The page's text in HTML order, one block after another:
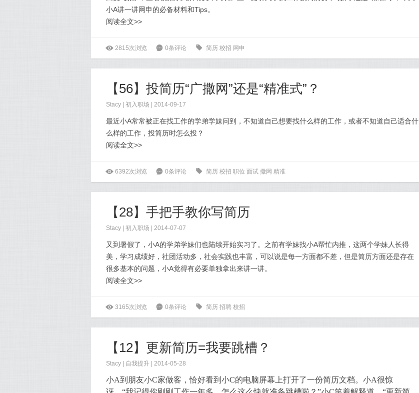
小A讲一讲网申的必备材料和Tips。
阅读全文>>
ė 2815次浏览 6 0条评论 0 简历 校招 网申
【56】投简历“广撒网”还是“精准式”？
Stacy 初入职场 | 2014-09-17
最近小A常常被正在找工作的学弟学妹问到，不知道自己想要找什么样的工作，或者不知道自己适合什
么样的工作，投简历时怎么投？
阅读全文>>
ė 6392次浏览 6 0条评论 0 简历 校招 职位 面试 撒网 精准
【28】手把手教你写简历
Stacy 初入职场 | 2014-07-07
又到暑假了，小A的学弟学妹们也陆续开始实习了。之前有学妹找小A帮忙内推，这两个学妹人长得
美，学习成绩好，社团活动多，社会实践也丰富，可以说是每一方面都不差，但是简历方面还是存在
很多基本的问题，小A觉得有必要单独拿出来讲一讲。
阅读全文>>
ė 3165次浏览 6 0条评论 0 简历 招聘 校招
【12】更新简历=我要跳槽？
Stacy 自我提升 | 2014-05-28
小A到朋友小C家做客，恰好看到小C的电脑屏幕上打开了一份简历文档。小A很惊